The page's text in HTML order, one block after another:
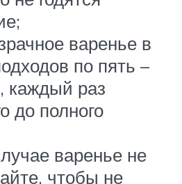
варенье в
по пять –
каждый раз
до полного
варенье не
чтобы не